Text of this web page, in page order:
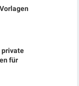
private
für